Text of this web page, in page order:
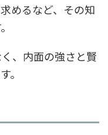
めるなど、その知
、内面の強さと賢
。